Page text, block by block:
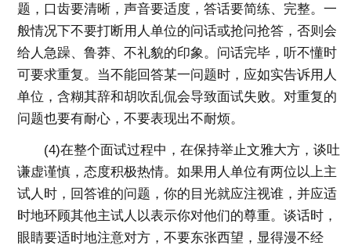
题，口齿要清晰，声音要适度，答话要简练、完整。一
般情况下不要打断用人单位的问话或抢问抢答，否则会
给人急躁、鲁莽、不礼貌的印象。问话完毕，听不懂时
可要求重复。当不能回答某一问题时，应如实告诉用人
单位，含糊其辞和胡吹乱侃会导致面试失败。对重复的
问题也要有耐心，不要表现出不耐烦。
(4)在整个面试过程中，在保持举止文雅大方，谈吐
谦虚谨慎，态度积极热情。如果用人单位有两位以上主
试人时，回答谁的问题，你的目光就应注视谁，并应适
时地环顾其他主试人以表示你对他们的尊重。谈话时，
眼睛要适时地注意对方，不要东张西望，显得漫不经